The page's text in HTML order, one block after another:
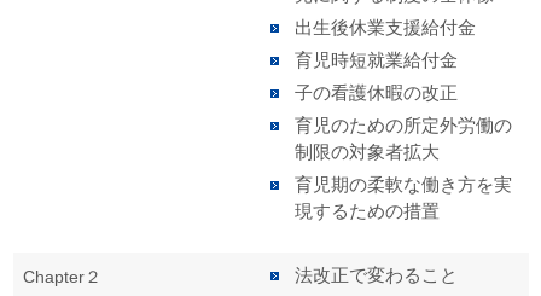
出生後休業支援給付金
育児時短就業給付金
子の看護休暇の改正
育児のための所定外労働の
制限の対象者拡大
育児期の柔軟な働き方を実
現するための措置
Chapter２
法改正で変わること